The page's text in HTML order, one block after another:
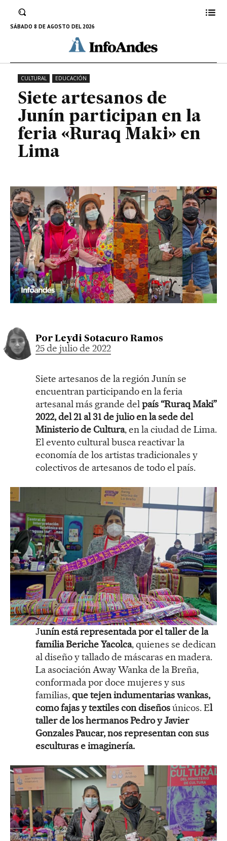
SÁBADO 8 DE AGOSTO DEL 2026
participan en la feria «Ruraq
Maki» en Lima
25 DE JULIO DE 2022
CULTURAL EDUCACIÓN
Siete artesanos de
Junín participan en la
feria «Ruraq Maki» en
Lima
Por Leydi Sotacuro Ramos
25 de julio de 2022
Siete artesanos de la región Junín se
encuentran participando en la feria
artesanal más grande delpaís “Ruraq Maki”
2022, del 21 al 31 de julio en la sede del
Ministerio de Cultura, en la ciudad de Lima.
El evento cultural busca reactivar la
economía de los artistas tradicionales y
colectivos de artesanos de todo el país.
Junín está representada por el taller de la
familia Beriche Yacolca, quienes se dedican
al diseño y tallado de máscaras en madera.
La asociación Away Wanka de la Breña,
conformada por doce mujeres y sus
familias,que tejen indumentarias wankas,
como fajas y textiles con diseñosúnicos. El
taller de los hermanos Pedro y Javier
Gonzales Paucar, nos representan con sus
esculturas e imaginería.